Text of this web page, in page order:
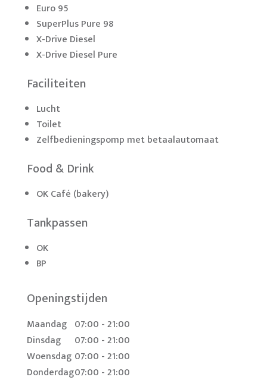
Euro 95
SuperPlus Pure 98
X-Drive Diesel
X-Drive Diesel Pure
Faciliteiten
Lucht
Toilet
Zelfbedieningspomp met betaalautomaat
Food & Drink
OK Café (bakery)
Tankpassen
OK
BP
Openingstijden
Maandag 07:00 - 21:00
Dinsdag
07:00 - 21:00
Woensdag 07:00 - 21:00
Donderdag07:00 - 21:00